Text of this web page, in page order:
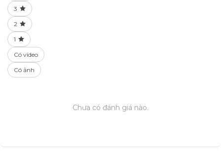
3
2
1
Có video
Có ảnh
Chưa có đánh giá nào.